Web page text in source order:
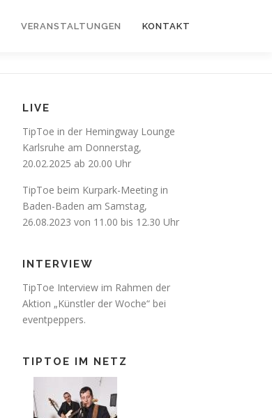
VERANSTALTUNGEN KONTAKT
LIVE
TipToe in der Hemingway Lounge
Karlsruhe am Donnerstag,
20.02.2025 ab 20.00 Uhr
TipToe beim Kurpark-Meeting in
Baden-Baden am Samstag,
26.08.2023 von 11.00 bis 12.30 Uhr
INTERVIEW
TipToe Interview im Rahmen der
Aktion „Künstler der Woche“ bei
eventpeppers.
TIPTOE IM NETZ